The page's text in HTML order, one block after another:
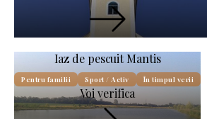
Iaz de pescuit Mantis
Pentru familii Sport / Activ În timpul verii
Voi verifica